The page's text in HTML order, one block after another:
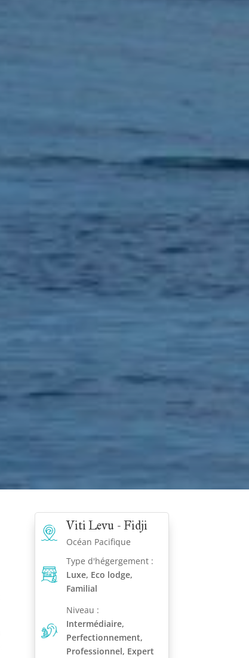
Viti Levu - Fidji
Océan Pacifique
Type d'hégergement :
Luxe, Eco lodge,
Familial
Niveau :
Intermédiaire,
Perfectionnement,
Professionnel, Expert